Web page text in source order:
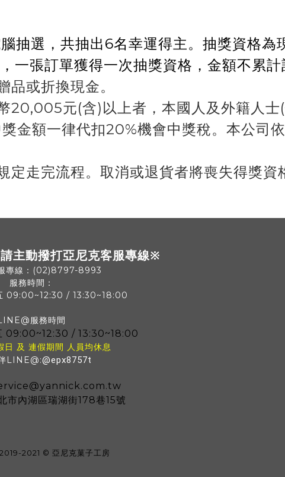
抽選，共抽出6名幸運得主。抽獎資格為
一張訂單獲得一次抽獎資格，金額不累計
或折換現金。
20,005元(含)以上者，本國人及外籍人士
金額一律代扣20%機會中獎稅。本公司
定走完流程。取消或退貨者將喪失得獎資
主動撥打亞尼克客服專線※
專線：(02)8797-8993
服務時間：
09:00~12:30 / 13:30~18:00
服務時間
09:00~12:30 / 13:30~18:00
日 及 連假期間 人員均休息
LINE@:@epx8757t
市內湖區瑞湖街178巷15號
2021 © 亞尼克菓子工房